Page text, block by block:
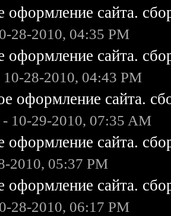
оформление сайта.
28-2010, 04:35 PM
оформление сайта.
10-28-2010, 04:43 PM
оформление сайта.
- 10-29-2010, 07:35 AM
оформление сайта.
2010, 05:37 PM
оформление сайта.
28-2010, 06:17 PM